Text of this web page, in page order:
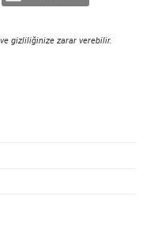
gizliliğinize zarar verebilir.